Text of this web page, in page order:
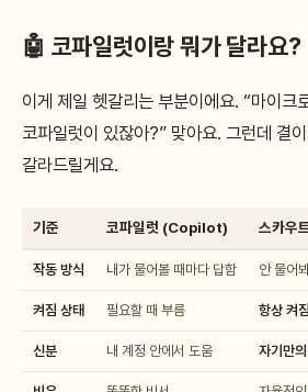
🤖 코파일럿이랑 뭐가 달라요?
이게 제일 헷갈리는 부분이에요. “마이크
코파일럿이 있잖아?” 맞아요. 그런데 결
갈라드릴게요.
기준 코파일럿 (Copilot) 스카우
작동 방식 내가 물어볼 때마다 답함 안 물어
켜짐 상태 필요할 때 부름 항상
신분 내 계정 안에서 도움 자기만